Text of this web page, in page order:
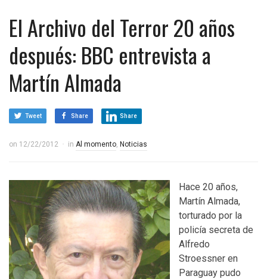
El Archivo del Terror 20 años
después: BBC entrevista a
Martín Almada
Tweet Share Share
on 12/22/2012 in Al momento, Noticias
Hace 20 años,
Martín Almada,
torturado por la
policía secreta de
Alfredo
Stroessner en
Paraguay pudo